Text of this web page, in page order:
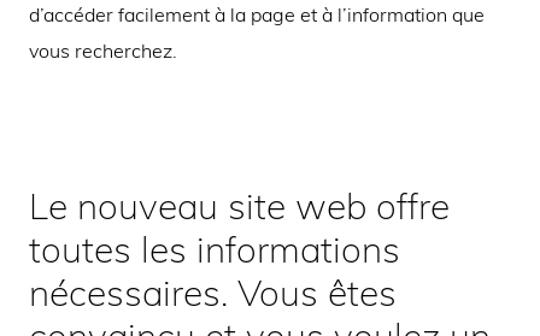
d’accéder facilement à la page et à l’information que
vous recherchez.
Le nouveau site web offre
toutes les informations
nécessaires. Vous êtes